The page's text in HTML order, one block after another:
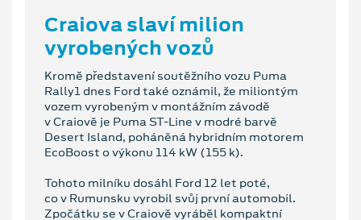
Craiova slaví milion
vyrobených vozů
Kromě představení soutěžního vozu Puma
Rally1 dnes Ford také oznámil, že miliontým
vozem vyrobeným v montážním závodě
v Craiově je Puma ST-Line v modré barvě
Desert Island, poháněná hybridním motorem
EcoBoost o výkonu 114 kW (155 k).
Tohoto milníku dosáhl Ford 12 let poté,
co v Rumunsku vyrobil svůj první automobil.
Zpočátku se v Craiově vyráběl kompaktní